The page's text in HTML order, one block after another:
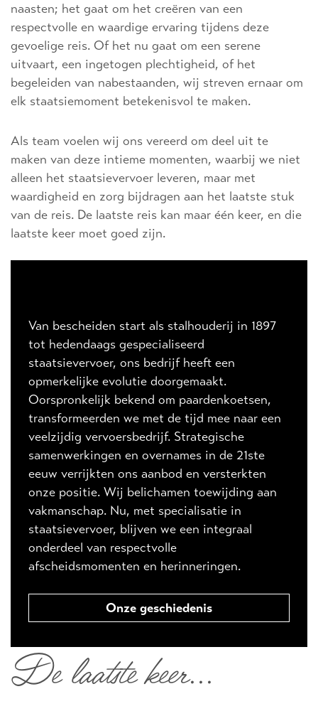
naasten; het gaat om het creëren van een
respectvolle en waardige ervaring tijdens deze
gevoelige reis. Of het nu gaat om een serene
uitvaart, een ingetogen plechtigheid, of het
begeleiden van nabestaanden, wij streven ernaar om
elk staatsiemoment betekenisvol te maken.
Als team voelen wij ons vereerd om deel uit te
maken van deze intieme momenten, waarbij we niet
alleen het staatsievervoer leveren, maar met
waardigheid en zorg bijdragen aan het laatste stuk
van de reis. De laatste reis kan maar één keer, en die
laatste keer moet goed zijn.
Van bescheiden start als stalhouderij in 1897
tot hedendaags gespecialiseerd
staatsievervoer, ons bedrijf heeft een
opmerkelijke evolutie doorgemaakt.
Oorspronkelijk bekend om paardenkoetsen,
transformeerden we met de tijd mee naar een
veelzijdig vervoersbedrijf. Strategische
samenwerkingen en overnames in de 21ste
eeuw verrijkten ons aanbod en versterkten
onze positie. Wij belichamen toewijding aan
vakmanschap. Nu, met specialisatie in
staatsievervoer, blijven we een integraal
onderdeel van respectvolle
afscheidsmomenten en herinneringen.
Onze geschiedenis
De laatste keer...